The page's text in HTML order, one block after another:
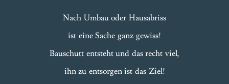
Nach Umbau oder Hausabriss
ist eine Sache ganz gewiss!
Bauschutt entsteht und das recht viel,
ihn zu entsorgen ist das Ziel!